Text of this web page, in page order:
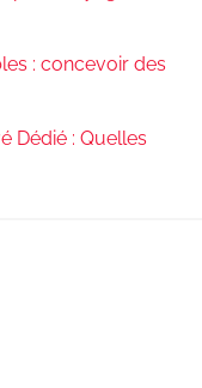
: concevoir des
Dédié : Quelles